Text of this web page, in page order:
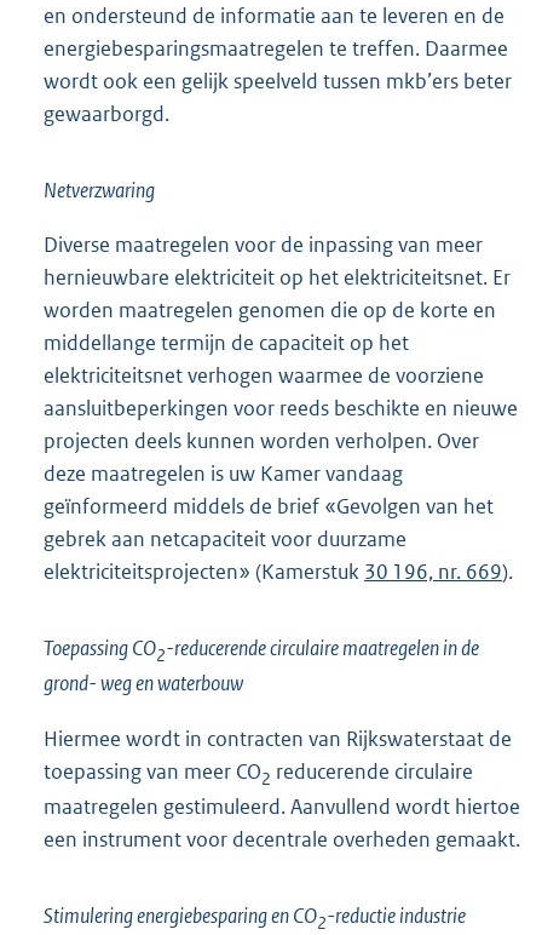
en ondersteund de informatie aan te leveren en de
energiebesparingsmaatregelen te treffen. Daarmee
wordt ook een gelijk speelveld tussen mkb’ers beter
gewaarborgd.
Netverzwaring
Diverse maatregelen voor de inpassing van meer
hernieuwbare elektriciteit op het elektriciteitsnet. Er
worden maatregelen genomen die op de korte en
middellange termijn de capaciteit op het
elektriciteitsnet verhogen waarmee de voorziene
aansluitbeperkingen voor reeds beschikte en nieuwe
projecten deels kunnen worden verholpen. Over
deze maatregelen is uw Kamer vandaag
geïnformeerd middels de brief «Gevolgen van het
gebrek aan netcapaciteit voor duurzame
elektriciteitsprojecten» (Kamerstuk 30 196, nr. 669).
Toepassing CO2-reducerende circulaire maatregelen in de
grond- weg en waterbouw
Hiermee wordt in contracten van Rijkswaterstaat de
toepassing van meer CO2 reducerende circulaire
maatregelen gestimuleerd. Aanvullend wordt hiertoe
een instrument voor decentrale overheden gemaakt.
Stimulering energiebesparing en CO2-reductie industrie